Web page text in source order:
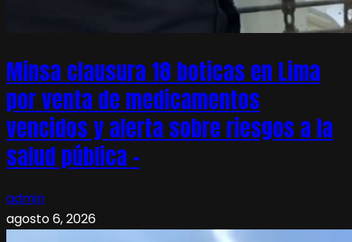
Minsa clausura 18 boticas en Lima
por venta de medicamentos
vencidos y alerta sobre riesgos a la
salud pública –
admin
agosto 6, 2026